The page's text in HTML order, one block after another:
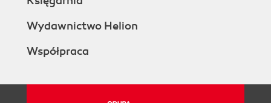
Combining Observing with Security
CNAPP Policies: From Observing to
Wydawnictwo Helion
Współpraca